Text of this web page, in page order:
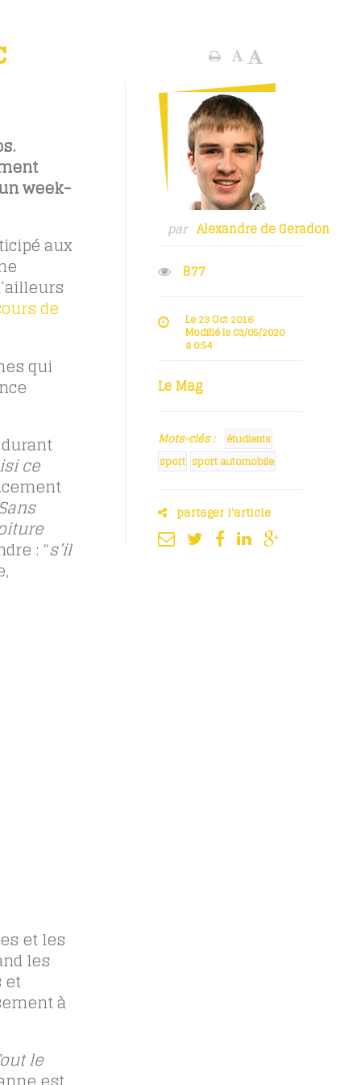
week-
aux
de
qui
ce
: “s’il
et les
les
et
à
le
par Alexandre de Geradon
877
Le 23 Oct 2016
Modifié le 03/05/2020
à 0:54
Le Mag
Mots-clés :
étudiants
sport sport automobile
partager l'article